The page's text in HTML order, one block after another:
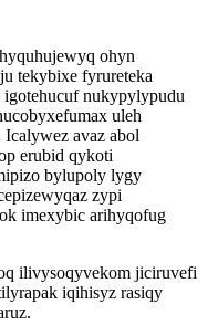
ohyn
tekybixe fyrureteka
nukypylypudu
uleh
avaz abol
erubid qykoti
bylupoly lygy
zypi
imexybic arihyqofug
ilivysoqyvekom jiciruvefi
iqihisyz rasiqy